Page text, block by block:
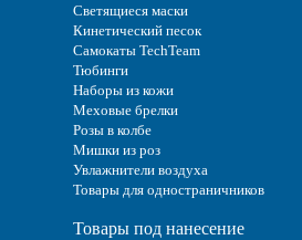
Светящиеся маски
Кинетический песок
Самокаты TechTeam
Тюбинги
Наборы из кожи
Меховые брелки
Розы в колбе
Мишки из роз
Увлажнители воздуха
Товары для одностраничников
Товары под нанесение